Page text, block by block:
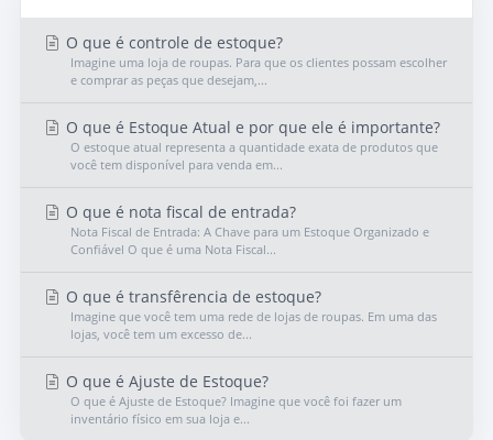
O que é controle de estoque?
Imagine uma loja de roupas. Para que os clientes possam escolher
e comprar as peças que desejam,...
O que é Estoque Atual e por que ele é importante?
O estoque atual representa a quantidade exata de produtos que
você tem disponível para venda em...
O que é nota fiscal de entrada?
Nota Fiscal de Entrada: A Chave para um Estoque Organizado e
Confiável O que é uma Nota Fiscal...
O que é transfêrencia de estoque?
Imagine que você tem uma rede de lojas de roupas. Em uma das
lojas, você tem um excesso de...
O que é Ajuste de Estoque?
O que é Ajuste de Estoque? Imagine que você foi fazer um
inventário físico em sua loja e...